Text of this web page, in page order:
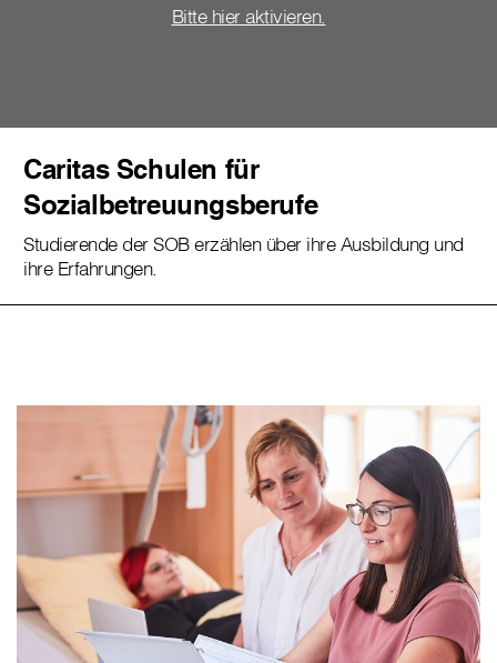
Bitte hier aktivieren.
Caritas Schulen für
Sozialbetreuungsberufe
Studierende der SOB erzählen über ihre Ausbildung und
ihre Erfahrungen.